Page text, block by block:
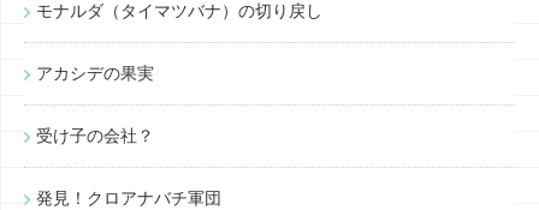
モナルダ（タイマツバナ）の切り戻し
アカシデの果実
受け子の会社？
発見！クロアナバチ軍団